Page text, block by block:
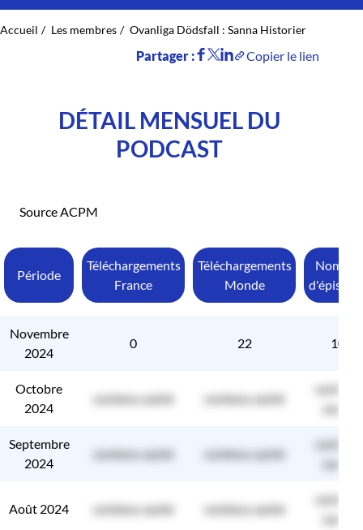
Accueil Les membres Ovanliga Dödsfall : Sanna Historier
Partager : Copier le lien
DÉTAIL MENSUEL DU
PODCAST
Source ACPM
Période
Téléchargements
France
Téléchargements
Monde
Nombre
Novembre
2024
0 22 10
Octobre
2024
contenu caché contenu caché
contenu
caché
Septembre
2024
contenu caché contenu caché
contenu
caché
Août 2024 contenu caché contenu caché
contenu
caché